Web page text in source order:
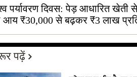
पर्यावरण दिवस: पेड़ आधारित खेती
आय ₹30,000 से बढ़कर ₹3 लाख
पढ़ें